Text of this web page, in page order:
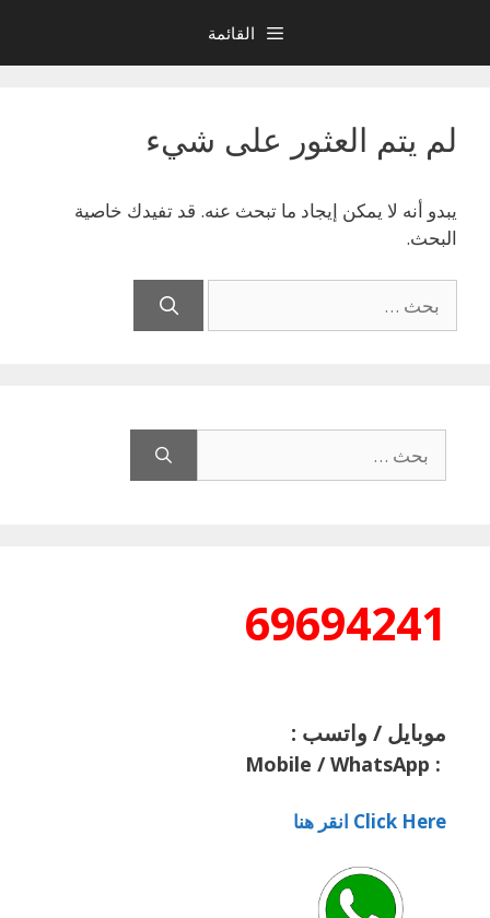
المحتوى
القائمة
لم يتم العثور على شيء
يبدو أنه لا يمكن إيجاد ما تبحث عنه. قد تفيدك خاصية
البحث.
عن:
عن:
69694241
موبايل / واتسب :
:
Mobile / WhatsApp
Click Here انقر هنا